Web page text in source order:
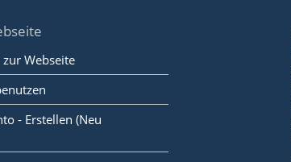
Webseite
- Erstellen (Neu